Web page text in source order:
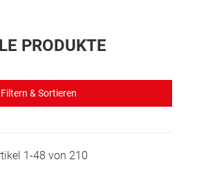
PRODUKTE
Filtern & Sortieren
1-48 von 210